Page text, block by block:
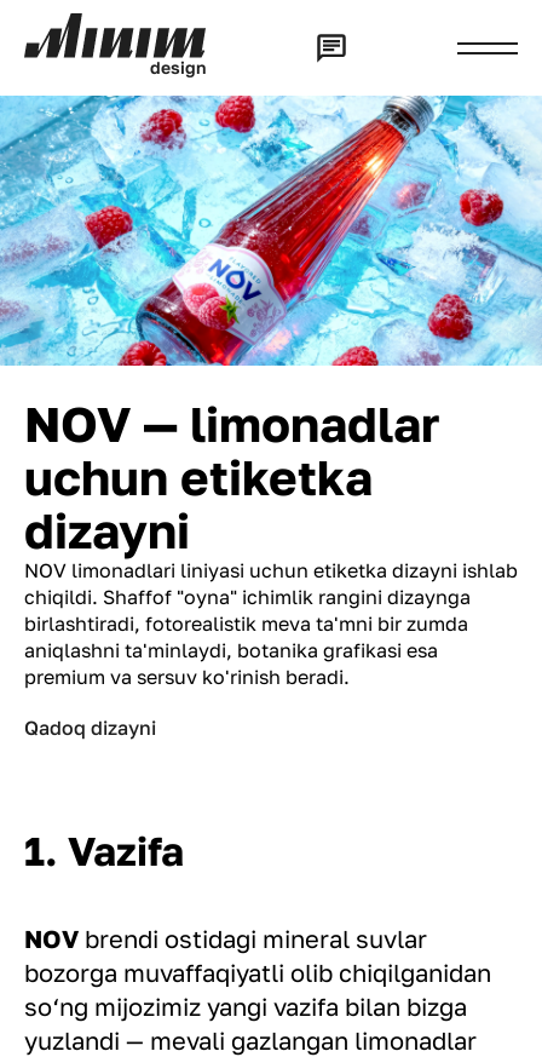
design
NOV — limonadlar
uchun etiketka
dizayni
NOV limonadlari liniyasi uchun etiketka dizayni ishlab
chiqildi. Shaffof "oyna" ichimlik rangini dizaynga
birlashtiradi, fotorealistik meva ta'mni bir zumda
aniqlashni ta'minlaydi, botanika grafikasi esa
premium va sersuv ko'rinish beradi.
Qadoq dizayni
1. Vazifa
NOV brendi ostidagi mineral suvlar
bozorga muvaffaqiyatli olib chiqilganidan
so‘ng mijozimiz yangi vazifa bilan bizga
yuzlandi — mevali gazlangan limonadlar